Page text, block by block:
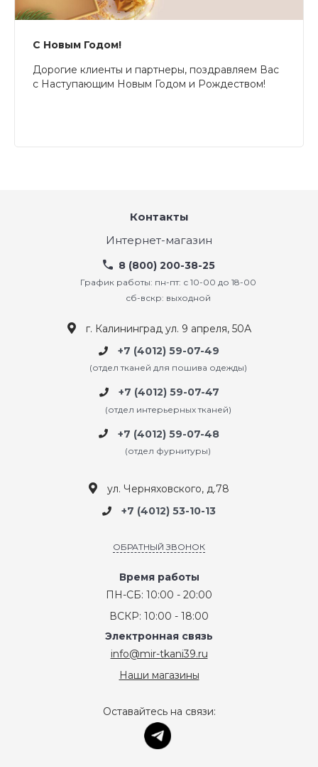
С Новым Годом!
Дорогие клиенты и партнеры, поздравляем Вас
с Наступающим Новым Годом и Рождеством!
Контакты
Интернет-магазин
8 (800) 200-38-25
График работы: пн-пт: с 10-00 до 18-00
сб-вскр: выходной
г. Калининград ул. 9 апреля, 50А
+7 (4012) 59-07-49
(отдел тканей для пошива одежды)
+7 (4012) 59-07-47
(отдел интерьерных тканей)
+7 (4012) 59-07-48
(отдел фурнитуры)
ул. Черняховского, д.78
+7 (4012) 53-10-13
ОБРАТНЫЙ ЗВОНОК
Время работы
ПН-СБ: 10:00 - 20:00
ВСКР: 10:00 - 18:00
Электронная связь
info@mir-tkani39.ru
Наши магазины
Оставайтесь на связи: